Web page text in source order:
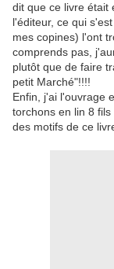
dit que ce livre était
l'éditeur, ce qui
mes copines) l'ont
comprends pas,
plutôt que de faire
petit Marché"!!!!
Enfin, j'ai l'ouvrage
torchons en lin 8
des motifs de ce